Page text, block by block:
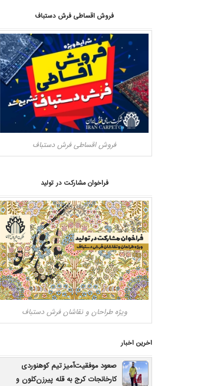
فروش اقساطی فرش دستباف
فروش اقساطی فرش دستباف
فراخوان مشارکت در تولید
ویژه طراحان و نقاشان فرش دستباف
اخرین اخبار
صعود موفقیت‌آمیز تیم کوهنوردی
کارخانجات کرج به قله پیرزن‌کلون و